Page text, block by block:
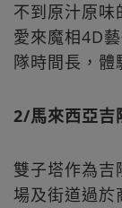
不到原汁原味
愛來魔相4D
隊時間長，體
2/馬來西亞吉
雙子塔作為吉
場及街道過於